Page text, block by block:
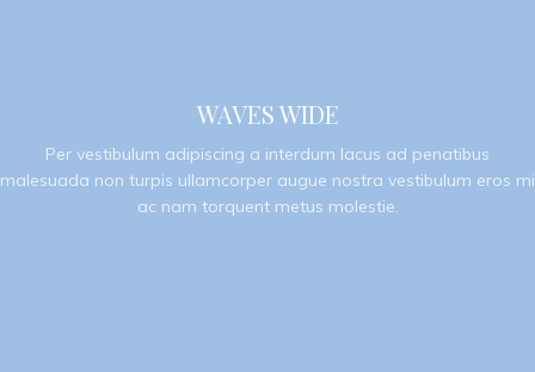
WAVES WIDE
Per vestibulum adipiscing a interdum lacus ad penatibus
malesuada non turpis ullamcorper augue nostra vestibulum eros mi
ac nam torquent metus molestie.